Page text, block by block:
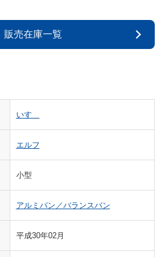
販売在庫一覧
いすゞ
エルフ
小型
アルミバン／バランスバン
平成30年02月